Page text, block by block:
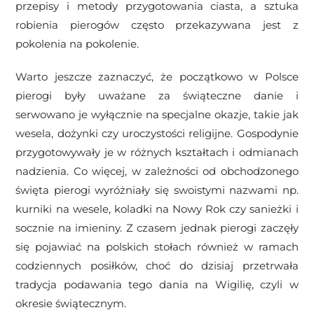
przepisy i metody przygotowania ciasta, a sztuka
robienia pierogów często przekazywana jest z
pokolenia na pokolenie.
Warto jeszcze zaznaczyć, że początkowo w Polsce
pierogi były uważane za świąteczne danie i
serwowano je wyłącznie na specjalne okazje, takie jak
wesela, dożynki czy uroczystości religijne. Gospodynie
przygotowywały je w różnych kształtach i odmianach
nadzienia. Co więcej, w zależności od obchodzonego
święta pierogi wyróżniały się swoistymi nazwami np.
kurniki na wesele, koladki na Nowy Rok czy sanieżki i
socznie na imieniny. Z czasem jednak pierogi zaczęły
się pojawiać na polskich stołach również w ramach
codziennych posiłków, choć do dzisiaj przetrwała
tradycja podawania tego dania na Wigilię, czyli w
okresie świątecznym.